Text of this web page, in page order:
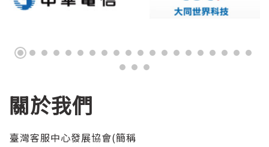
關於我們
臺灣客服中心發展協會(簡稱